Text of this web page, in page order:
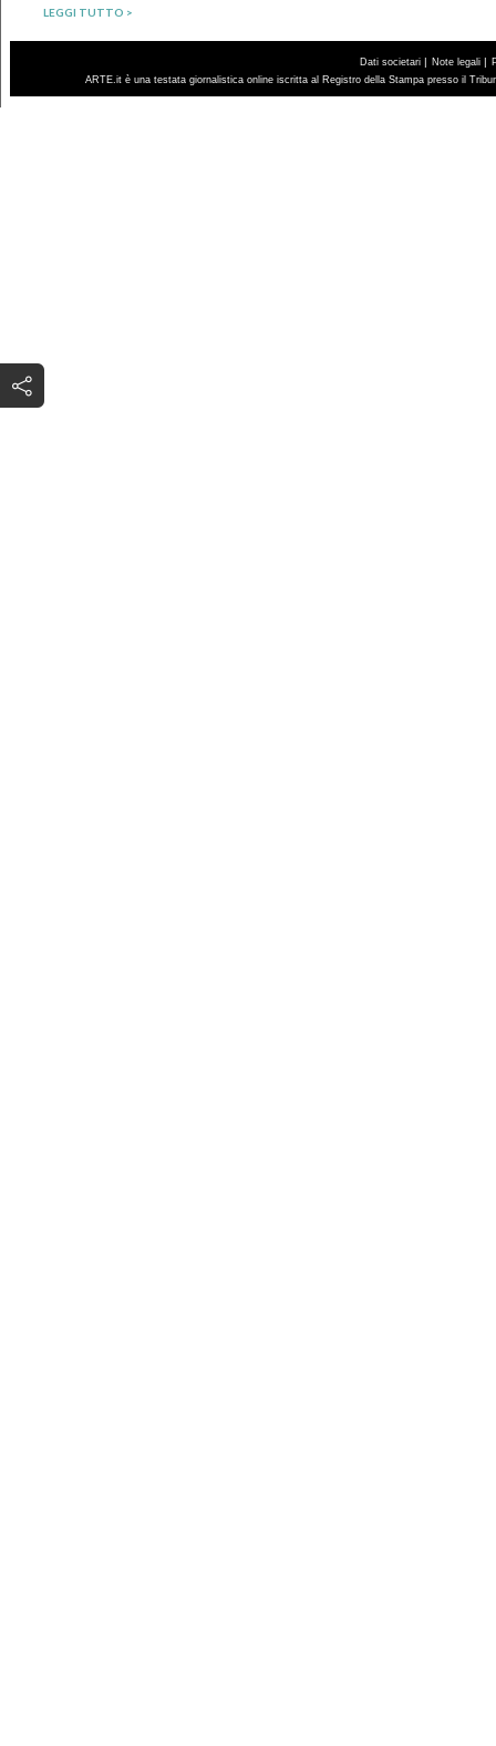
LEGGI TUTTO >
Dati societari | Note legali |
ARTE.it è una testata giornalistica online iscritta al Registro della Stampa presso il